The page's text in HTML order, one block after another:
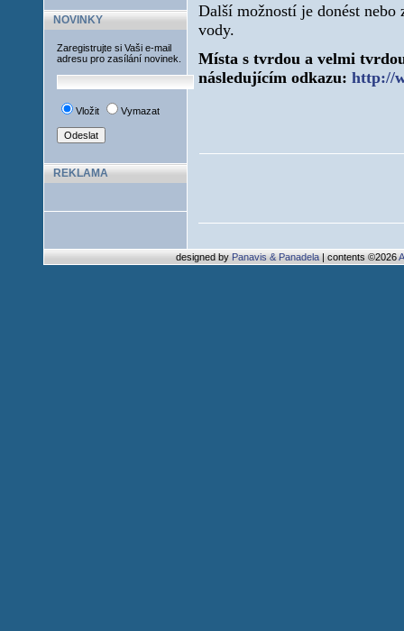
NOVINKY
Zaregistrujte si Vaši e-mail
adresu pro zasílání novinek.
Vložit Vymazat
REKLAMA
Další možností je donést
vody.
Místa s tvrdou a velmi
následujícím odkazu: http://
designed byPanavis & Panadela| contents ©2026